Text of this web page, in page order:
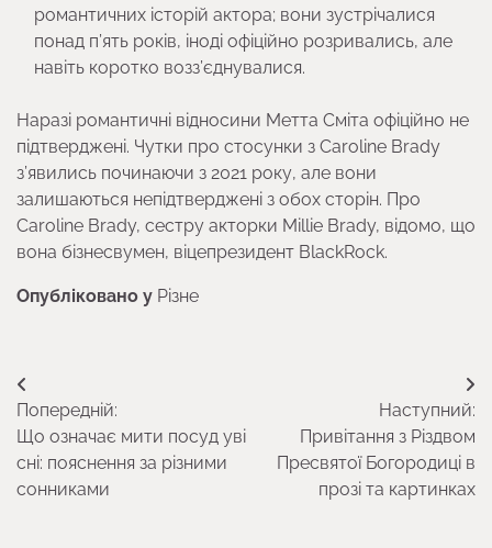
романтичних історій актора; вони зустрічалися
понад п’ять років, іноді офіційно розривались, але
навіть коротко возз’єднувалися.
Наразі романтичні відносини Метта Сміта офіційно не
підтверджені. Чутки про стосунки з Caroline Brady
з’явились починаючи з 2021 року, але вони
залишаються непідтверджені з обох сторін. Про
Caroline Brady, сестру акторки Millie Brady, відомо, що
вона бізнесвумен, віцепрезидент BlackRock.
Опубліковано у Різне
Навігація
записів
Попередній:
Що означає мити посуд уві
сні: пояснення за різними
сонниками
Наступний:
Привітання з Різдвом
Пресвятої Богородиці в
прозі та картинках